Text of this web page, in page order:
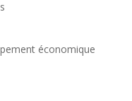
économique